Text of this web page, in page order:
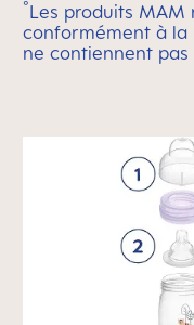
°Les produits MAM
conformément à la
ne contiennent pas